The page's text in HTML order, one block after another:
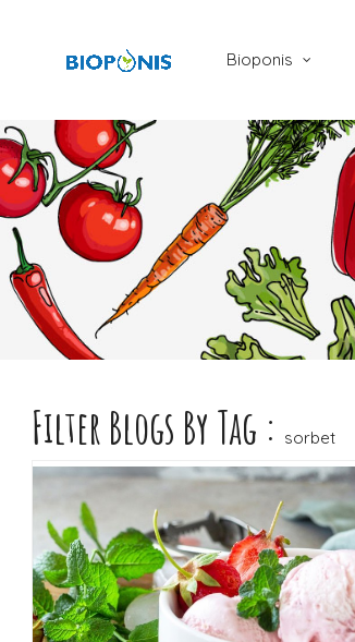
Bioponis
Filter Blogs By Tag : sorbet
LIRE LA SUITE